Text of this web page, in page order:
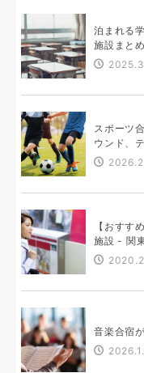
泊まれる
施設まとめ
スポーツ
ウンド、
【おすす
施設 - 関
音楽合宿